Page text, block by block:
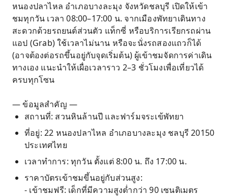
หนองปลาไหล อำเภอบางละมุง จังหวัดชลบุรี เปิดให้เข้า
ชมทุกวัน เวลา 08:00–17:00 น. จากเมืองพัทยาเดินทาง
สะดวกด้วยรถยนต์ส่วนตัว แท็กซี่ หรือบริการเรียกรถผ่าน
แอป (Grab) ใช้เวลาไม่นาน หรือจะนั่งรถสองแถวก็ได้
(อาจต้องต่อรถขึ้นอยู่กับจุดเริ่มต้น) ผู้เข้าชมจัดการค่าเดิน
ทางเอง แนะนำให้เผื่อเวลาราว 2–3 ชั่วโมงเพื่อเที่ยวได้
ครบทุกโซน
— ข้อมูลสำคัญ —
สถานที่: สวนหินล้านปี และฟาร์มจระเข้พัทยา
ที่อยู่: 22 หนองปลาไหล อำเภอบางละมุง ชลบุรี 20150
ประเทศไทย
เวลาทำการ: ทุกวัน ตั้งแต่ 8:00 น. ถึง 17:00 น.
ราคาบัตรเข้าชมขึ้นอยู่กับส่วนสูง:
- เข้าชมฟรี: เด็กที่มีความสูงต่ำกว่า 90 เซนติเมตร